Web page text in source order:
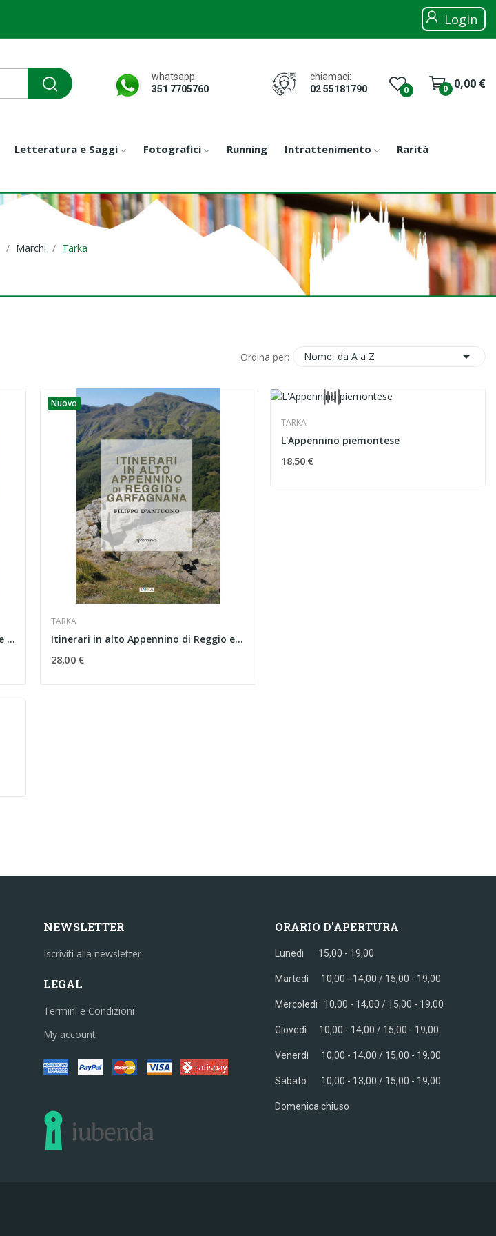
Login
whatsapp:
351 7705760
chiamaci:
02 55181790
0 0,00 €
0
Letteratura e Saggi Fotografici Running Intrattenimento
Rarità
Marchi Tarka
Ordina per: Nome, da A a Z 
Itinerari in alto Appennino di Parma e Lunigiana
Nuovo
TARKA
Itinerari in alto Appennino di Reggio e Garfagnana
28,00 €
TARKA
L'Appennino piemontese
18,50 €
NEWSLETTER
Iscriviti alla newsletter
LEGAL
Termini e Condizioni
My account
ORARIO D'APERTURA
Lunedì 15,00 - 19,00
Martedì 10,00 - 14,00 / 15,00 - 19,00
Mercoledì 10,00 - 14,00 / 15,00 - 19,00
Giovedì 10,00 - 14,00 / 15,00 - 19,00
Venerdì 10,00 - 14,00 / 15,00 - 19,00
Sabato 10,00 - 13,00 / 15,00 - 19,00
Domenica chiuso